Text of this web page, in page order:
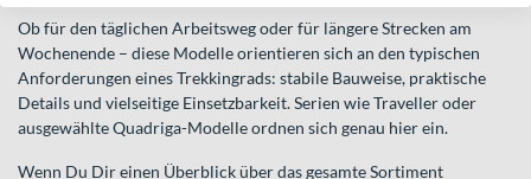
Ob für den täglichen Arbeitsweg oder für längere Strecken am
Wochenende – diese Modelle orientieren sich an den typischen
Anforderungen eines Trekkingrads: stabile Bauweise, praktische
Details und vielseitige Einsetzbarkeit. Serien wie Traveller oder
ausgewählte Quadriga-Modelle ordnen sich genau hier ein.
Wenn Du Dir einen Überblick über das gesamte Sortiment